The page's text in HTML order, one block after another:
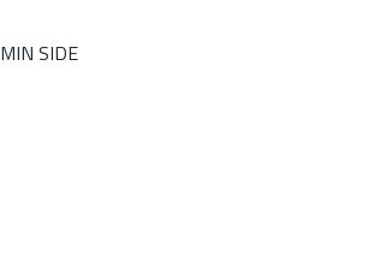
MIN SIDE